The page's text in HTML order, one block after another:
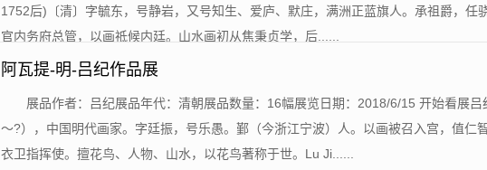
1752后)〔清〕字毓东，号静岩，又号知生、爱庐、默庄，满洲正蓝旗人。承祖爵，任
官内务府总管，以画祗候内廷。山水画初从焦秉贞学，后......
阿瓦提-明-吕纪作品展
展品作者：吕纪展品年代：清朝展品数量：16幅展览日期：2018/6/15 开始看展吕
～?），中国明代画家。字廷振，号乐愚。鄞（今浙江宁波）人。以画被召入宫，值仁
衣卫指挥使。擅花鸟、人物、山水，以花鸟著称于世。Lu Ji......